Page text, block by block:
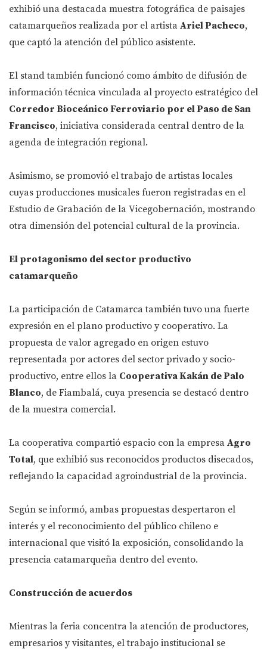
exhibió una destacada muestra fotográfica de paisajes
catamarqueños realizada por el artista Ariel Pacheco,
que captó la atención del público asistente.
El stand también funcionó como ámbito de difusión de
información técnica vinculada al proyecto estratégico del
Corredor Bioceánico Ferroviario por el Paso de San
Francisco, iniciativa considerada central dentro de la
agenda de integración regional.
Asimismo, se promovió el trabajo de artistas locales
cuyas producciones musicales fueron registradas en el
Estudio de Grabación de la Vicegobernación, mostrando
otra dimensión del potencial cultural de la provincia.
El protagonismo del sector productivo
catamarqueño
La participación de Catamarca también tuvo una fuerte
expresión en el plano productivo y cooperativo. La
propuesta de valor agregado en origen estuvo
representada por actores del sector privado y socio-
productivo, entre ellos la Cooperativa Kakán de Palo
Blanco, de Fiambalá, cuya presencia se destacó dentro
de la muestra comercial.
La cooperativa compartió espacio con la empresa Agro
Total, que exhibió sus reconocidos productos disecados,
reflejando la capacidad agroindustrial de la provincia.
Según se informó, ambas propuestas despertaron el
interés y el reconocimiento del público chileno e
internacional que visitó la exposición, consolidando la
presencia catamarqueña dentro del evento.
Construcción de acuerdos
Mientras la feria concentra la atención de productores,
empresarios y visitantes, el trabajo institucional se